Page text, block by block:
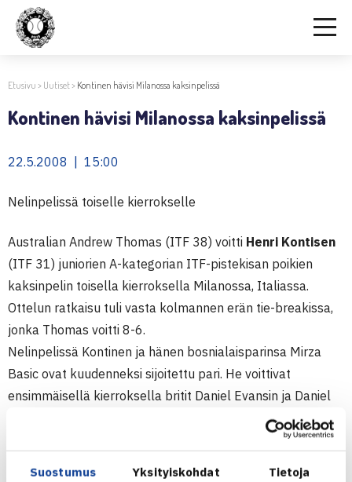
Suostumus Yksityiskohdat Tietoja
Etusivu > Uutiset> Kontinen hävisi Milanossa kaksinpelissä
Kontinen hävisi Milanossa kaksinpelissä
22.5.2008 | 15:00
Nelinpelissä toiselle kierrokselle
Australian Andrew Thomas (ITF 38) voitti Henri Kontisen
(ITF 31) juniorien A-kategorian ITF-pistekisan poikien
kaksinpelin toisella kierroksella Milanossa, Italiassa.
Ottelun ratkaisu tuli vasta kolmannen erän tie-breakissa,
jonka Thomas voitti 8-6.
Nelinpelissä Kontinen ja hänen bosnialaisparinsa Mirza
Basic ovat kuudenneksi sijoitettu pari. He voittivat
ensimmäisellä kierroksella britit Daniel Evansin ja Daniel
Smethurstin. Toisella kierroksella he kohtaavat italialaiset